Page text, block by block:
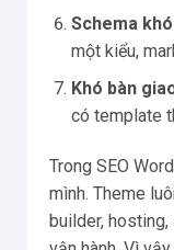
Schema
một kiểu,
Khó bàn
có template
Trong SEO
mình. Theme
builder, hosting,